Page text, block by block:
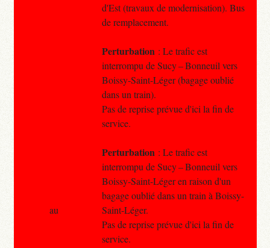
d'Est (travaux de modernisation). Bus
de remplacement.
Perturbation : Le trafic est
interrompu de Sucy – Bonneuil vers
Boissy-Saint-Léger (bagage oublié
dans un train).
Pas de reprise prévue d'ici la fin de
service.
Perturbation : Le trafic est
interrompu de Sucy – Bonneuil vers
Boissy-Saint-Léger en raison d'un
bagage oublié dans un train à Boissy-
Saint-Léger.
Pas de reprise prévue d'ici la fin de
service.
au